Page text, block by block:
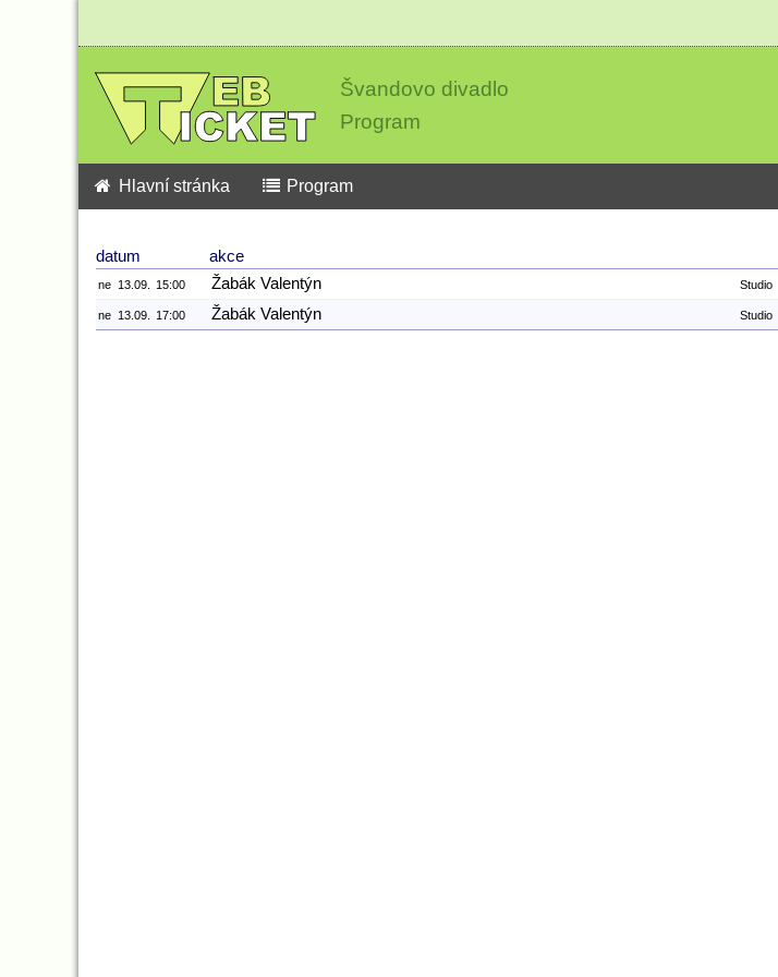
Švandovo divadlo
Program
Hlavní stránka Program
datum akce
ne 13.09. 15:00 Žabák Valentýn Studio
ne 13.09. 17:00 Žabák Valentýn Studio